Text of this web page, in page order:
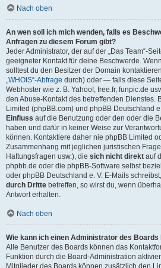
Nach oben
An wen soll ich mich wenden, falls es
Anfragen zu diesem Forum gibt?
Jeder Administrator, der auf der „Das Team“-
geeigneter Kontakt für deine Beschwerde.
solltest du den Besitzer der Domain
„WHOIS“-Abfrage durch) oder — falls diese
Webhoster wie z. B. Yahoo!, free.fr, funpic.de
den Abuse-Kontakt des betreffenden Dienstes.
Limited (phpBB.com) und phpBB Deutschland
Einfluss auf die Benutzung oder den oder die
haben und dafür in keiner Weise zur
können. Kontaktiere daher nie phpBB Limited
Zusammenhang mit jeglichen juristischen
Haftungsfragen usw.), die sich nicht direkt auf
phpbb.de oder die phpBB-Software selbst
oder phpBB Deutschland e. V. E-Mails
durch Dritte betreffen, so wirst du, wenn
Antwort erhalten.
Nach oben
Wie kann ich einen Administrator des
Alle Benutzer des Boards können das
Funktion durch die Board-Administration
Mitglieder des Boards können zusätzlich den